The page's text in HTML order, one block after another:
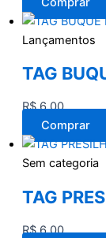
Lançamentos
TAG
R$6,00
Comprar
Sem categoria
TAG
R$6,00